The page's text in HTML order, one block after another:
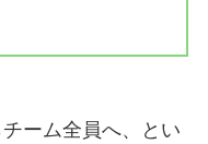
ーム全員へ、とい